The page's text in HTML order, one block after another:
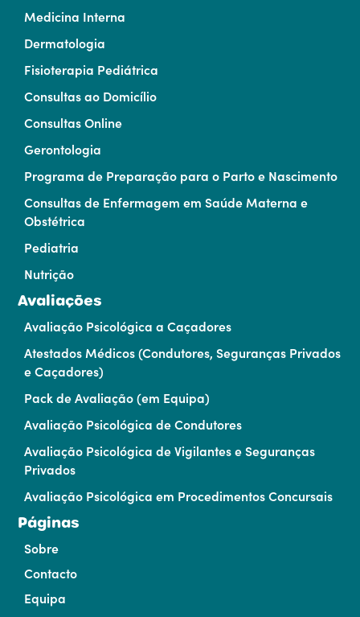
Medicina Interna
Dermatologia
Fisioterapia Pediátrica
Consultas ao Domicílio
Consultas Online
Gerontologia
Programa de Preparação para o Parto e Nascimento
Consultas de Enfermagem em Saúde Materna e
Obstétrica
Pediatria
Nutrição
Avaliações
Avaliação Psicológica a Caçadores
Atestados Médicos (Condutores, Seguranças Privados
e Caçadores)
Pack de Avaliação (em Equipa)
Avaliação Psicológica de Condutores
Avaliação Psicológica de Vigilantes e Seguranças
Privados
Avaliação Psicológica em Procedimentos Concursais
Páginas
Sobre
Contacto
Equipa